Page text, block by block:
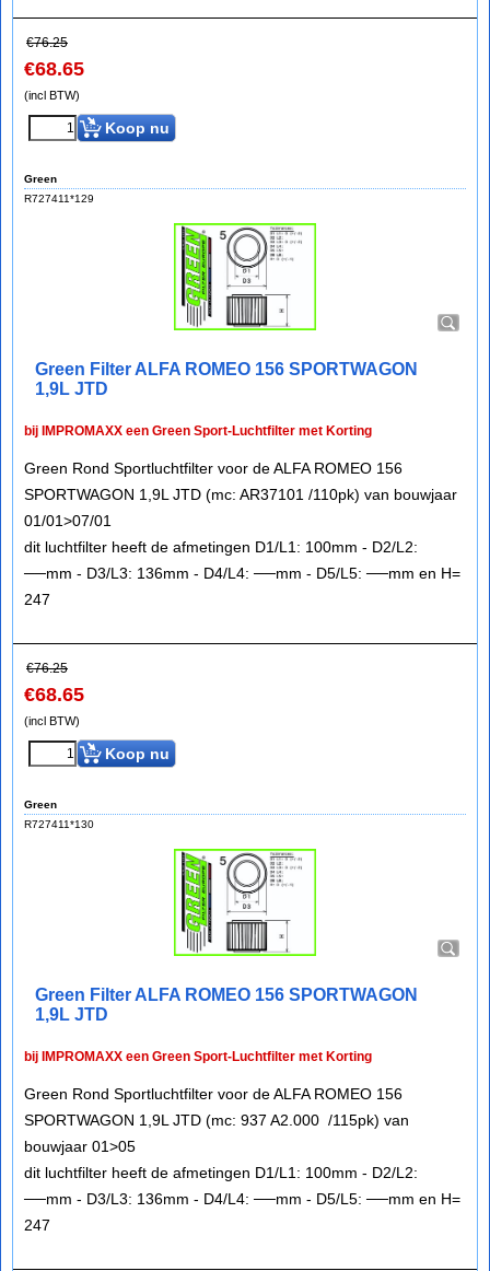
€76.25
€68.65
(incl BTW)
Koop nu
Green
R727411*129
Green Filter ALFA ROMEO 156 SPORTWAGON
1,9L JTD
bij IMPROMAXX een Green Sport-Luchtfilter met Korting
Green Rond Sportluchtfilter voor de ALFA ROMEO 156
SPORTWAGON 1,9L JTD (mc: AR37101 /110pk) van bouwjaar
01/01>07/01
dit luchtfilter heeft de afmetingen D1/L1: 100mm - D2/L2:
──mm - D3/L3: 136mm - D4/L4: ──mm - D5/L5: ──mm en H=
247
€76.25
€68.65
(incl BTW)
Koop nu
Green
R727411*130
Green Filter ALFA ROMEO 156 SPORTWAGON
1,9L JTD
bij IMPROMAXX een Green Sport-Luchtfilter met Korting
Green Rond Sportluchtfilter voor de ALFA ROMEO 156
SPORTWAGON 1,9L JTD (mc: 937 A2.000 /115pk) van
bouwjaar 01>05
dit luchtfilter heeft de afmetingen D1/L1: 100mm - D2/L2:
──mm - D3/L3: 136mm - D4/L4: ──mm - D5/L5: ──mm en H=
247